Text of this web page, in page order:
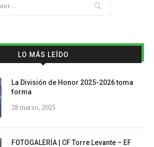
LO MÁS LEÍDO
La División de Honor 2025-2026 toma
forma
28 marzo, 2025
FOTOGALERÍA | CF Torre Levante – EF